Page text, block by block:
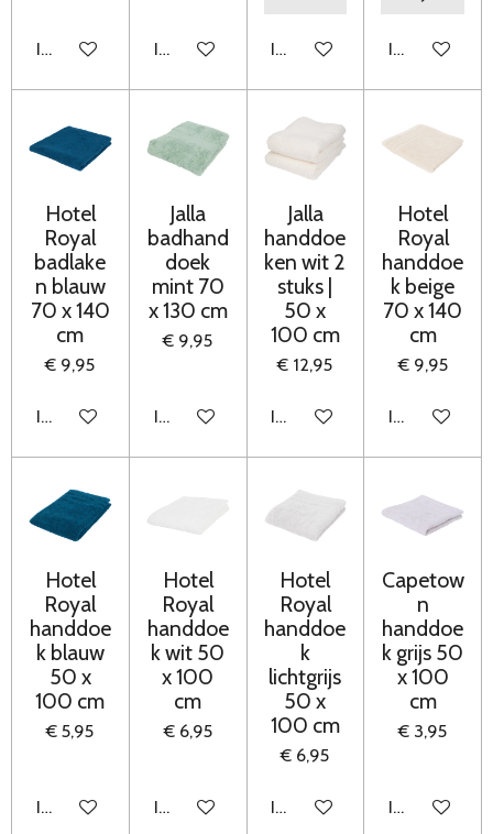
In winkelwagenIn winkelwagenIn winkelwagenIn
Hotel
Royal
badlake
n blauw
70 x 140
cm
€ 9,95
In winkelwagen
Jalla
badhand
doek
mint 70
x 130 cm
€ 9,95
In winkelwagen
Jalla
handdoe
ken wit 2
stuks |
50 x
100 cm
€ 12,95
In winkelwagen
Hotel
Royal
handdoe
k beige
70 x 140
cm
€ 9,95
In
Hotel
Royal
handdoe
k blauw
50 x
100 cm
€ 5,95
In winkelwagen
Hotel
Royal
handdoe
k wit 50
x 100
cm
€ 6,95
In winkelwagen
Hotel
Royal
handdoe
k
lichtgrijs
50 x
100 cm
€ 6,95
In winkelwagen
Capetow
n
handdoe
k grijs 50
x 100
cm
€ 3,95
In